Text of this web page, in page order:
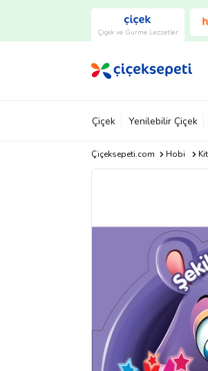
Çiçek ve Gurme Lezzetler
Çiçek Yenilebilir Çiçek
Çiçeksepeti.com Hobi